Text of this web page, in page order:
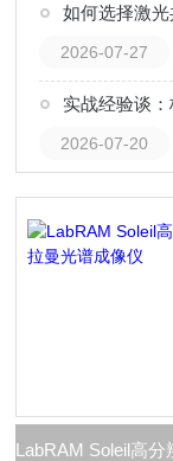
如何选择激光
2026-07-27
2026-07-20